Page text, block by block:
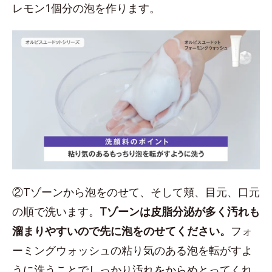
レモン1個分の泡を作ります。
②Tゾーンから泡をのせて、そして頬、目元、口元
の順で洗います。 Tゾーンは皮脂分泌が多く汚れも
溜まりやすいので先に泡をのせてください。 フォ
ーミングウォッシュの粘り気のある泡を転がすよ